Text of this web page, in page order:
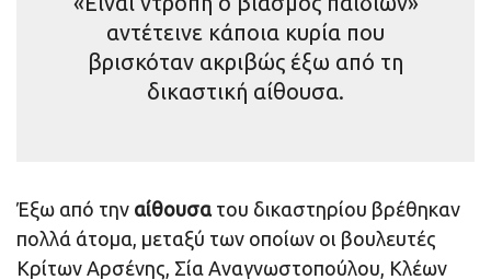
αντέτεινε κάποια κυρία που
βρισκόταν ακριβώς έξω από τη
δικαστική αίθουσα.
Έξω από την αίθουσα του δικαστηρίου βρέθηκαν
πολλά άτομα, μεταξύ των οποίων οι βουλευτές
Κρίτων Αρσένης, Σία Αναγνωστοπούλου, Κλέων